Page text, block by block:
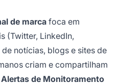
de marca foca em
(Twitter, LinkedIn,
notícias, blogs e sites de
criam e compartilham
Alertas de Monitoramento